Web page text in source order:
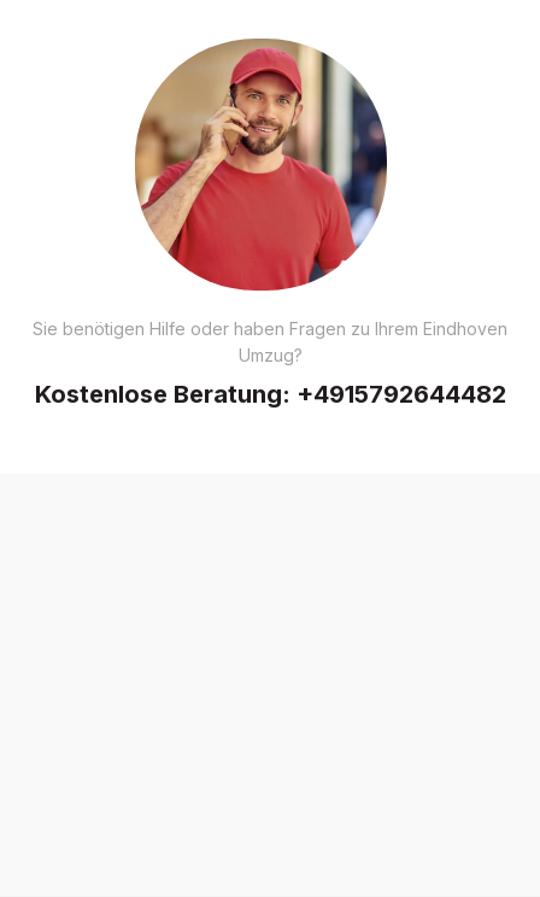
Sie benötigen Hilfe oder haben Fragen zu Ihrem Eindhoven
Umzug?
Kostenlose Beratung: +4915792644482